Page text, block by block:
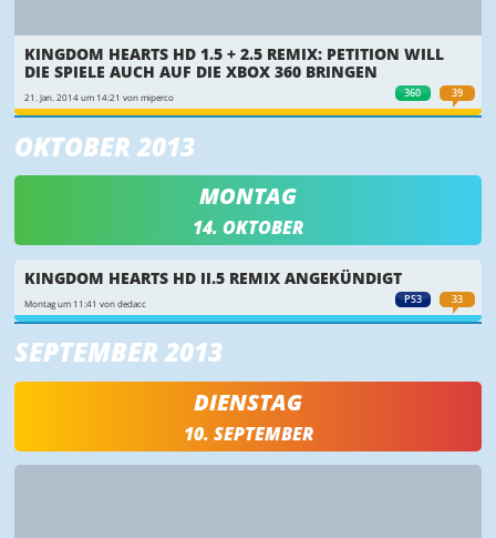
360 39
KINGDOM HEARTS HD 1.5 + 2.5 REMIX: PETITION WILL
DIE SPIELE AUCH AUF DIE XBOX 360 BRINGEN
21. Jan. 2014 um 14:21 von miperco
OKTOBER 2013
MONTAG
14. OKTOBER
PS3 33
KINGDOM HEARTS HD II.5 REMIX ANGEKÜNDIGT
Montag um 11:41 von dedacc
SEPTEMBER 2013
DIENSTAG
10. SEPTEMBER